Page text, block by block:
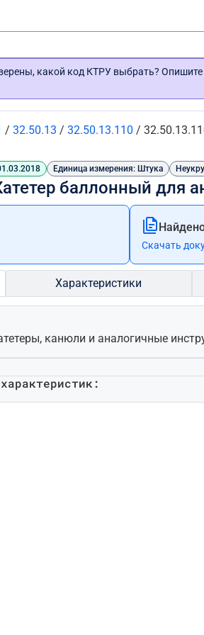
какой код КТРУ выбрать?
/ 32.50.13 / 32.50.13.110 /
Единица измерения: Штука
баллонный для
Скачать
Характеристики
канюли и аналогичные